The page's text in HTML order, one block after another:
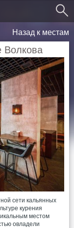
Назад к местам
Волкова
сети кальянных
курения
местом
овладели